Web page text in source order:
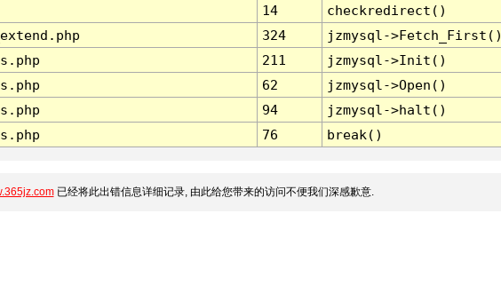
14
checkredirect()
324
jzmysql-
211
jzmysql->Init()
62
jzmysql->Open()
94
jzmysql->halt()
76 break()
已经将此出错信息详细记录, 由此给您带来的访问不便我们深感歉意.